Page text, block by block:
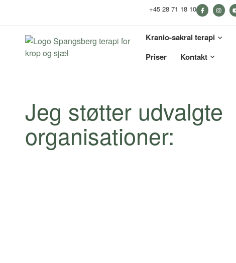
+45 28 71 18 10
Kranio-sakral terapi
Priser
Kontakt
Jeg støtter udvalgte
organisationer: